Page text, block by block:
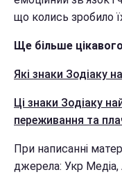
що колись зробило
Ще більше
Які знаки Зодіаку
Ці знаки Зодіаку
переживання та
При написанні
джерела: Укр